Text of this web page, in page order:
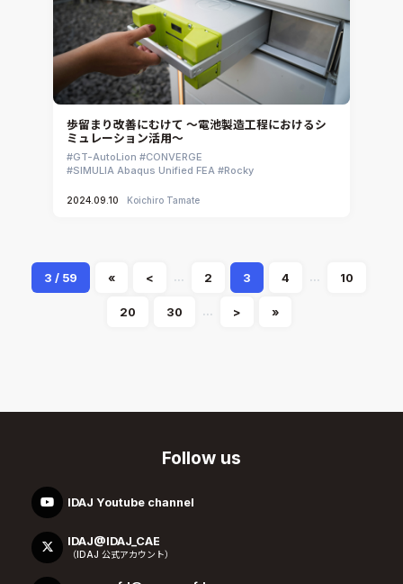
歩留まり改善にむけて ～電池製造工程におけるシ
ミュレーション活用～
GT-AutoLion
CONVERGE
SIMULIA Abaqus Unified FEA
Rocky
2024.09.10 Koichiro Tamate
3 / 59 « < ... 2 3 4 ... 10
20 30 ... > »
Follow us
IDAJ Youtube channel
IDAJ@IDAJ_CAE
（IDAJ 公式アカウント）